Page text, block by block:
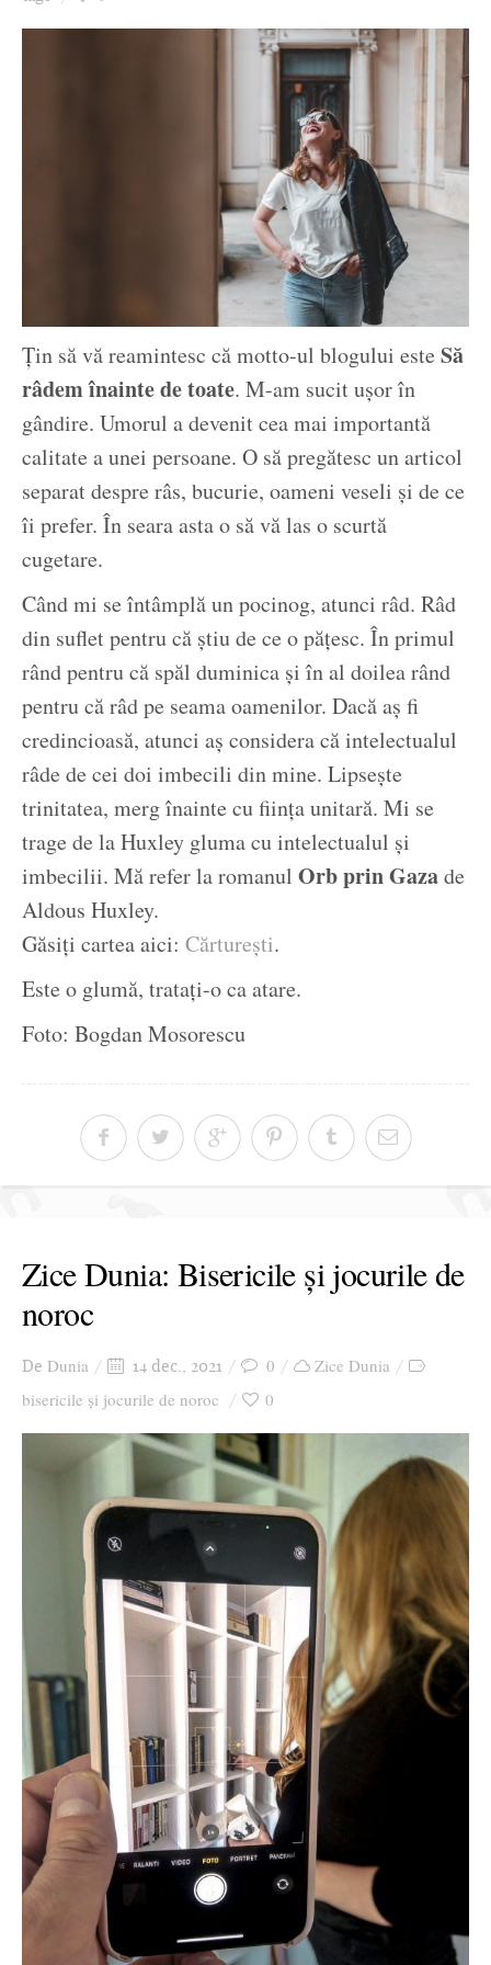
Ziua culorii
Țin să vă reamintesc că motto-ul blogului este Să
râdem înainte de toate. M-am sucit ușor în
gândire. Umorul a devenit cea mai importantă
calitate a unei persoane. O să pregătesc un articol
separat despre râs, bucurie, oameni veseli și de ce
îi prefer. În seara asta o să vă las o scurtă
cugetare.
Când mi se întâmplă un pocinog, atunci râd. Râd
din suflet pentru că știu de ce o pățesc. În primul
rând pentru că spăl duminica și în al doilea rând
pentru că râd pe seama oamenilor. Dacă aș fi
credincioasă, atunci aș considera că intelectualul
râde de cei doi imbecili din mine. Lipsește
trinitatea, merg înainte cu ființa unitară. Mi se
trage de la Huxley gluma cu intelectualul și
imbecilii. Mă refer la romanul Orb prin Gazade
Aldous Huxley.
Găsiți cartea aici: Cărturești.
Este o glumă, tratați-o ca atare.
Foto: Bogdan Mosorescu
Zice Dunia: Bisericile și jocurile de
noroc
De Dunia 14 dec., 2021 0
Zice Dunia
bisericile și jocurile de noroc
0